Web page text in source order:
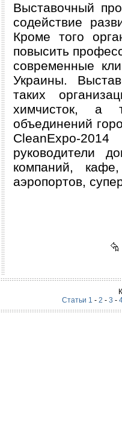
Выставочный
содействие
Кроме того
повысить
современные
Украины.
таких
химчисток, а
объединений
CleanExpo-
руководители
компаний,
аэропортов,
Статьи 1 - 2 - 3 -